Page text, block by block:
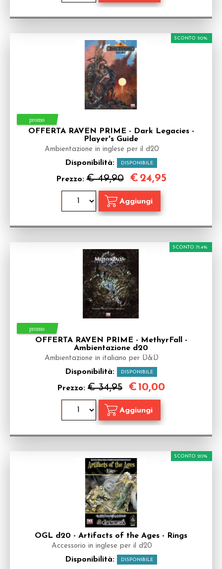
OFFERTA RAVEN PRIME - Dark Legacies -
Player's Guide
Ambientazione in inglese per il d20
Disponibilità: DISPONIBILE
Prezzo:€ 49,90
SCONTO 50%
€ 24,95
OFFERTA RAVEN PRIME - MethyrFall -
Ambientazione d20
Ambientazione in italiano per D&D
Disponibilità: DISPONIBILE
Prezzo: € 34,95
SCONTO 71.4%
€10,00
OGL d20 - Artifacts of the Ages - Rings
Accessorio in inglese per il d20
Disponibilità: DISPONIBILE
SCONTO 20%